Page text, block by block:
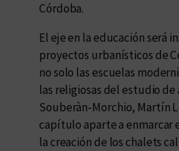
Córdoba.
El eje en la educación será
proyectos urbanísticos de
no solo las escuelas
las religiosas del estudio
Souberàn-Morchio, Martín
capítulo aparte a enmarcar
la creación de los chalets